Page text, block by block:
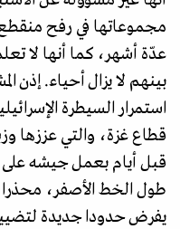
مجموعاتها في رفح منقطع
عدّة أشهر، كما أنها لا
بينهم لا يزال أحياء. إذن
استمرار السيطرة
قطاع غزة، والتي عززها
قبل أيام بعمل جيشه
طول الخط الأصفر، محذرا
يفرض حدودا جديدة